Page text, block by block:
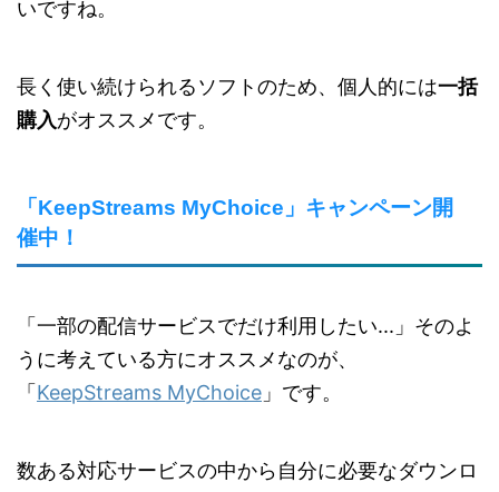
いですね。
長く使い続けられるソフトのため、個人的には一括
購入がオススメです。
「KeepStreams MyChoice」キャンペーン開
催中！
「一部の配信サービスでだけ利用したい...」そのよ
うに考えている方にオススメなのが、
「 KeepStreams MyChoice 」です。
数ある対応サービスの中から自分に必要なダウンロ